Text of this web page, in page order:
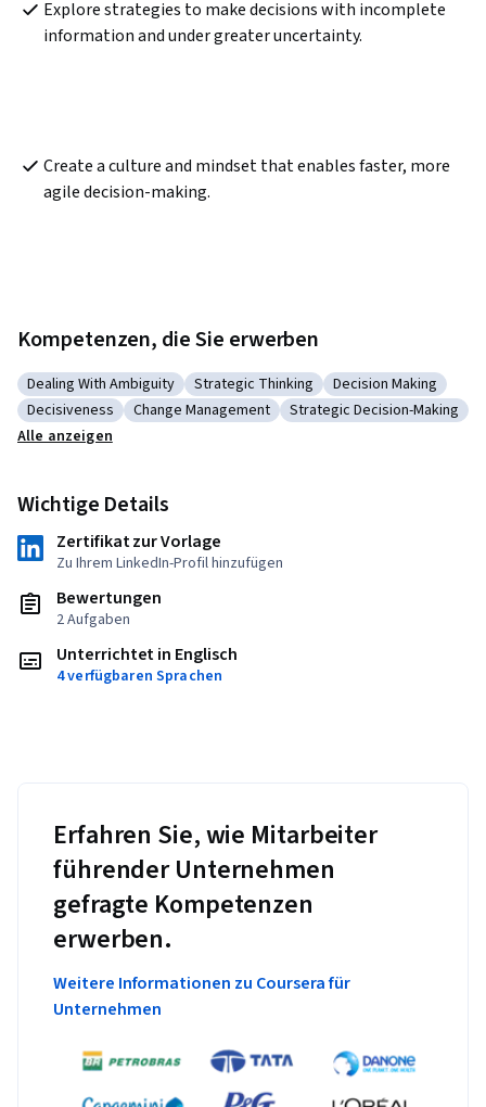
Explore strategies to make decisions with incomplete
information and under greater uncertainty.
Create a culture and mindset that enables faster, more
agile decision-making.
Kompetenzen, die Sie erwerben
Kategorie: Dealing With Ambiguity
Dealing With Ambiguity Kategorie: Strategic Thinking
Strategic Thinking Kategorie: Decision
Decision Making
Kategorie: Decisiveness
Decisiveness Kategorie: Change Management
Change Management Kategorie: Strategic
Strategic Decision-Making
Alle anzeigen
Wichtige Details
Zertifikat zur Vorlage
Zu Ihrem LinkedIn-Profil hinzufügen
Bewertungen
2 Aufgaben
Unterrichtet in Englisch
4 verfügbaren Sprachen
Erfahren Sie, wie Mitarbeiter
führender Unternehmen
gefragte Kompetenzen
erwerben.
Weitere Informationen zu Coursera für
Unternehmen